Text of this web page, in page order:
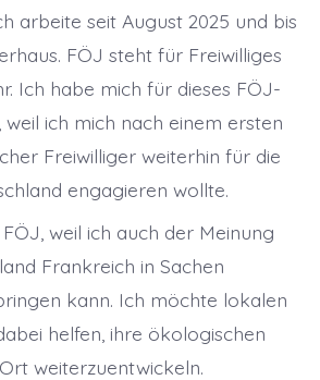
arbeite seit August 2025 und bis
FÖJ steht für Freiwilliges
Ich habe mich für dieses FÖJ-
ich mich nach einem ersten
Freiwilliger weiterhin für die
engagieren wollte.
weil ich auch der Meinung
Frankreich in Sachen
kann. Ich möchte lokalen
helfen, ihre ökologischen
weiterzuentwickeln.